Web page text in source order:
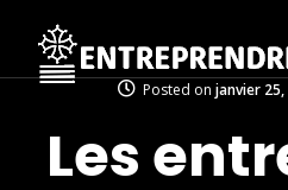
Posted on janvier 25,
Les